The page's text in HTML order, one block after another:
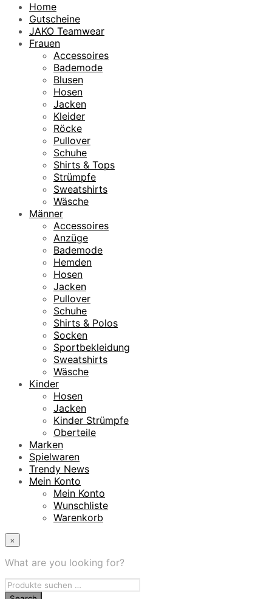
Home
Gutscheine
JAKO Teamwear
Frauen
Accessoires
Bademode
Blusen
Hosen
Jacken
Kleider
Röcke
Pullover
Schuhe
Shirts & Tops
Strümpfe
Sweatshirts
Wäsche
Männer
Accessoires
Anzüge
Bademode
Hemden
Hosen
Jacken
Pullover
Schuhe
Shirts & Polos
Socken
Sportbekleidung
Sweatshirts
Wäsche
Kinder
Hosen
Jacken
Kinder Strümpfe
Oberteile
Marken
Spielwaren
Trendy News
Mein Konto
Mein Konto
Wunschliste
Warenkorb
×
What are you looking for?